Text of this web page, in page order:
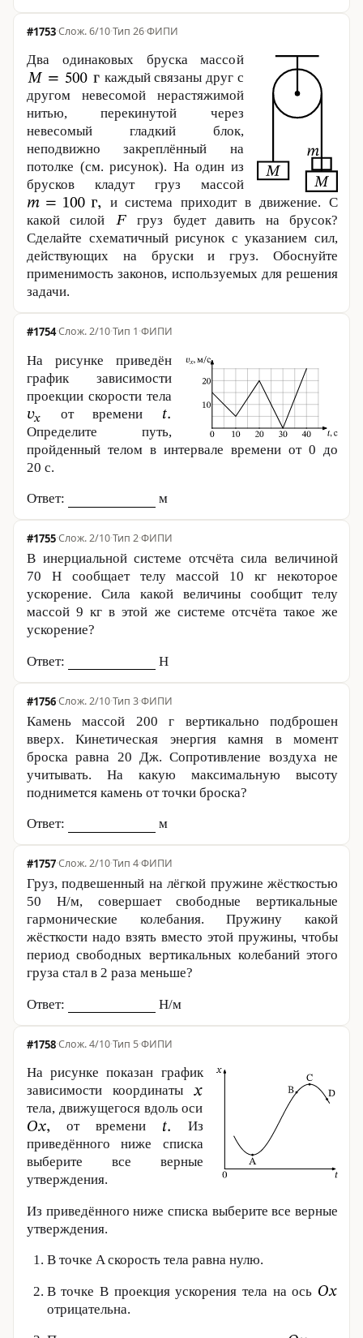
#1753· 6/10·Тип 26·ФИПИ
Два одинаковых бруска массой
каждый связаны друг с
другом невесомой нерастяжимой
нитью, перекинутой через
невесомый гладкий блок,
неподвижно закреплённый на
потолке (см. рисунок). На один из
брусков кладут груз массой
и система приходит в движение. С
какой силой
груз будет давить на брусок?
Сделайте схематичный рисунок с указанием сил,
действующих на бруски и груз. Обоснуйте
применимость законов, используемых для решения
задачи.
#1754· 2/10·Тип 1·ФИПИ
На рисунке приведён
график зависимости
проекции скорости тела
от времени
Определите путь,
пройденный телом в интервале времени от 0 до
20 с.
Ответ: м
#1755· 2/10·Тип 2·ФИПИ
В инерциальной системе отсчёта сила величиной
70 Нсообщает телу массой 10 кг некоторое
ускорение. Сила какой величины сообщит телу
массой9 кг в этой же системе отсчёта такое же
ускорение?
Ответ: Н
#1756· 2/10·Тип 3·ФИПИ
Камень массой 200 г вертикально подброшен
вверх. Кинетическая энергия камня в момент
броска равна 20 Дж. Сопротивление воздуха не
учитывать. На какую максимальную высоту
поднимется камень от точки броска?
Ответ: м
#1757· 2/10·Тип 4·ФИПИ
Груз, подвешенный на лёгкой пружине жёсткостью
50 Н/м, совершает свободные вертикальные
гармонические колебания. Пружину какой
жёсткости надо взять вместо этой пружины, чтобы
период свободных вертикальных колебаний этого
груза стал в 2 раза меньше?
Ответ: Н/м
#1758· 4/10·Тип 5·ФИПИ
На рисунке показан график
зависимости координаты
тела, движущегося вдоль оси
от времени
Из
приведённого ниже списка
выберите все верные
утверждения.
Из приведённого ниже списка выберите все верные
утверждения.
В точке A скорость тела равна нулю.
В точке B проекция ускорения тела на ось
отрицательна.